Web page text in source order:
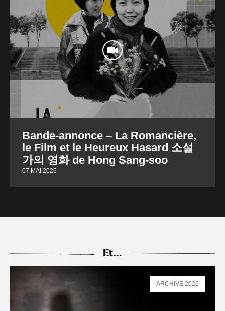
Bande-annonce – La Romancière,
le Film et le Heureux Hasard 소설
가의 영화 de Hong Sang-soo
07 MAI 2026
Et…
ARCHIVE 2026